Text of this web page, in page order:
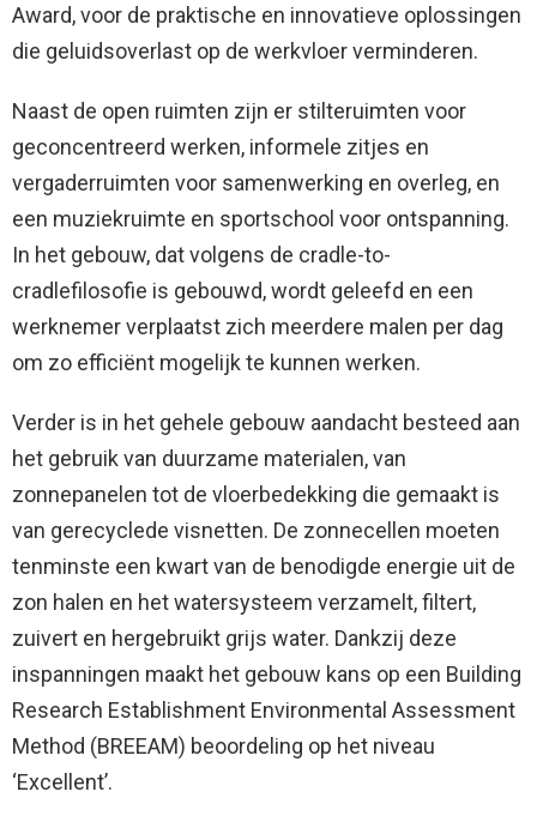
Award, voor de praktische en innovatieve oplossingen
die geluidsoverlast op de werkvloer verminderen.
Naast de open ruimten zijn er stilteruimten voor
geconcentreerd werken, informele zitjes en
vergaderruimten voor samenwerking en overleg, en
een muziekruimte en sportschool voor ontspanning.
In het gebouw, dat volgens de cradle-to-
cradlefilosofie is gebouwd, wordt geleefd en een
werknemer verplaatst zich meerdere malen per dag
om zo efficiënt mogelijk te kunnen werken.
Verder is in het gehele gebouw aandacht besteed aan
het gebruik van duurzame materialen, van
zonnepanelen tot de vloerbedekking die gemaakt is
van gerecyclede visnetten. De zonnecellen moeten
tenminste een kwart van de benodigde energie uit de
zon halen en het watersysteem verzamelt, filtert,
zuivert en hergebruikt grijs water. Dankzij deze
inspanningen maakt het gebouw kans op een Building
Research Establishment Environmental Assessment
Method (BREEAM) beoordeling op het niveau
‘Excellent’.